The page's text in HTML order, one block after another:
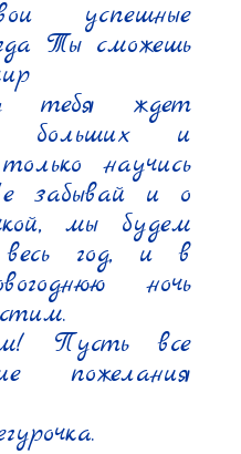
успешные
Ты сможешь
тебя ждет
больших и
научись
забывай и о
мы будем
год, и в
ночь
Пусть все
пожелания